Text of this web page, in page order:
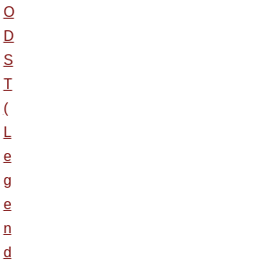
O
D
S
T
(
L
e
g
e
n
d